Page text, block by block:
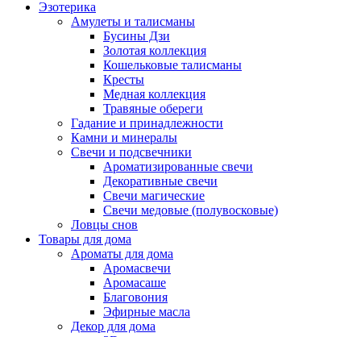
Эзотерика
Амулеты и талисманы
Бусины Дзи
Золотая коллекция
Кошельковые талисманы
Кресты
Медная коллекция
Травяные обереги
Гадание и принадлежности
Камни и минералы
Свечи и подсвечники
Ароматизированные свечи
Декоративные свечи
Свечи магические
Свечи медовые (полувосковые)
Ловцы снов
Товары для дома
Ароматы для дома
Аромасвечи
Аромасаше
Благовония
Эфирные масла
Декор для дома